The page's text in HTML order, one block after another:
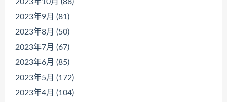
2023年9月 (81)
2023年8月 (50)
2023年7月 (67)
2023年6月 (85)
2023年5月 (172)
2023年4月 (104)